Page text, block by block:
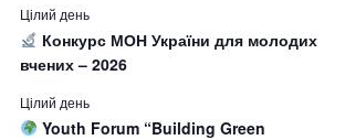
Цілий день
Конкурс МОН України для молодих
вчених – 2026
Цілий день
Youth Forum “Building Green